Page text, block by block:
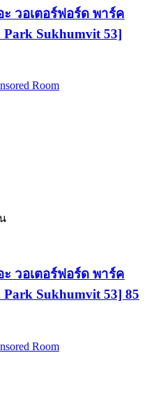
ะ วอเตอร์ฟอร์ด พาร์ค
Sukhumvit 53]
Room
ะ วอเตอร์ฟอร์ด พาร์ค
Sukhumvit 53] 85
Room